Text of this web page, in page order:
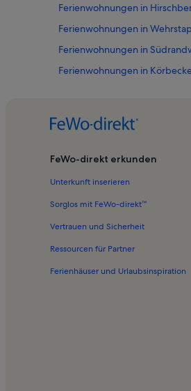
Ferienwohnungen in
Ferienwohnungen in
Ferienwohnungen in
Ferienwohnungen in
Ferienwohnungen in Delecke
Ferienwohnungen in
Ferienunterkünfte für Familien
FeWo-direkt erkunden
Unterkunft inserieren
Sorglos mit FeWo-direkt™
Vertrauen und Sicherheit
Ressourcen für Partner
Ferienhäuser und Urlaubsinspiration